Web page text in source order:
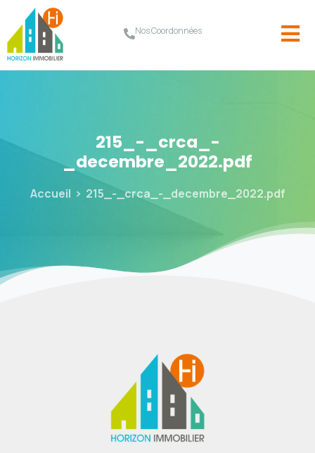
Nos Coordonnées
215_-_crca_-
_decembre_2022.pdf
Accueil 215_-_crca_-_decembre_2022.pdf